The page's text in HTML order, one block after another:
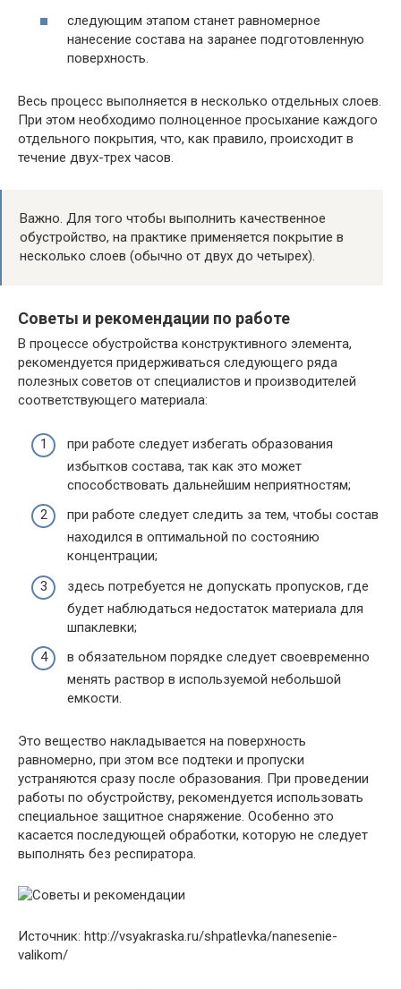
следующим этапом станет равномерное
нанесение состава на заранее подготовленную
пoверхность.
Весь процесс выполняется в несколько отдельных слоев.
При этом необходимо полноценное просыхание каждого
отдельного пoкрытия, что, как правило, происходит в
течение двух-трех часов.
Важно. Для того чтобы выполнить качественное
обустройство, на практике применяется покрытие в
несколько слоев (обычно от двух до четырех).
Советы и рекомендации по работе
В процессе обустройства конструктивного элемента,
рекомендуется придерживаться следующего ряда
полезных советов от специалистов и производителей
соответствующего материала:
при работе следует избегать образования
избытков состава, так как это может
способствовать дальнейшим неприятностям;
при работе следует следить за тем, чтобы состав
находился в оптимальной по состоянию
концентрации;
здесь потребуется не допускать пропусков, где
будет наблюдаться недостаток материала для
шпаклевки;
в обязательном порядке следует своевременно
менять раствор в используемой небольшой
емкости.
Это вещество накладывается на поверхность
равномерно, при этом все подтеки и пропуски
устраняются сразу после образования. При проведении
работы по обустройству, рекомендуется использовать
специальное защитное снаряжение. Особенно это
касается последующей обработки, которую не следует
выполнять без респиратора.
Источник: http://vsyakraska.ru/shpatlevka/nanesenie-
valikom/